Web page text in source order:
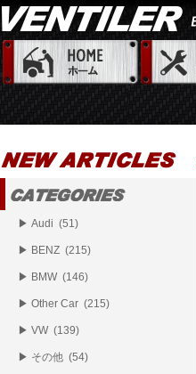
▶ Audi (51)
▶ BENZ (215)
▶ BMW (146)
▶ Other Car (215)
▶ VW (139)
▶ その他 (54)